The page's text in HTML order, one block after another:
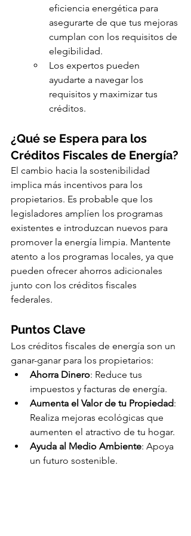
eficiencia energética para
asegurarte de que tus mejoras
cumplan con los requisitos de
elegibilidad.
Los expertos pueden
ayudarte a navegar los
requisitos y maximizar tus
créditos.
¿Qué se Espera para los
Créditos Fiscales de Energía?
El cambio hacia la sostenibilidad
implica más incentivos para los
propietarios. Es probable que los
legisladores amplíen los programas
existentes e introduzcan nuevos para
promover la energía limpia. Mantente
atento a los programas locales, ya que
pueden ofrecer ahorros adicionales
junto con los créditos fiscales
federales.
Puntos Clave
Los créditos fiscales de energía son un
ganar-ganar para los propietarios:
Ahorra Dinero: Reduce tus
impuestos y facturas de energía.
Aumenta el Valor de tu Propiedad:
Realiza mejoras ecológicas que
aumenten el atractivo de tu hogar.
Ayuda al Medio Ambiente: Apoya
un futuro sostenible.